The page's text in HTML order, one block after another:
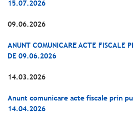
15.07.2026
09.06.2026
ANUNT COMUNICARE ACTE FISCALE
DE 09.06.2026
14.03.2026
Anunt comunicare acte fiscale prin
14.04.2026